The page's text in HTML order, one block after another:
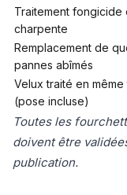
Traitement fongicide
charpente
Remplacement de
pannes abîmés
Velux traité en
(pose incluse)
Toutes les
doivent être
publication.